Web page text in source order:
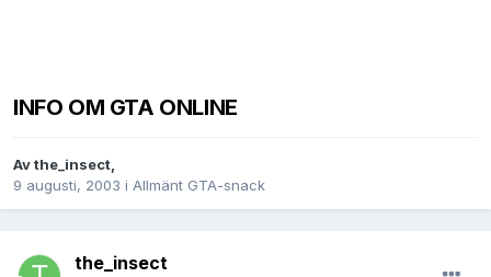
INFO OM GTA ONLINE
Avthe_insect,
9 augusti, 2003 i Allmänt GTA-snack
the_insect